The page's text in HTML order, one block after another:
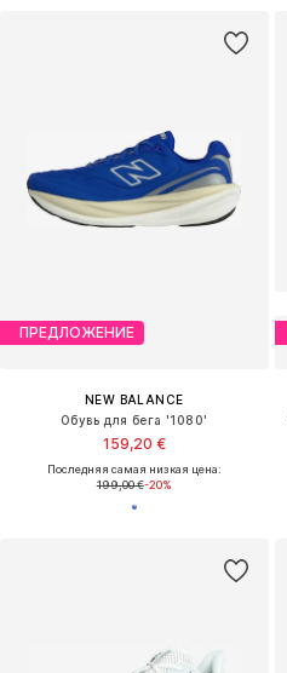
ПРЕДЛОЖЕНИЕ
NEW BALANCE
Обувь для бега '1080'
159,20 €
Последняя самая низкая цена:
199,00 €-20%